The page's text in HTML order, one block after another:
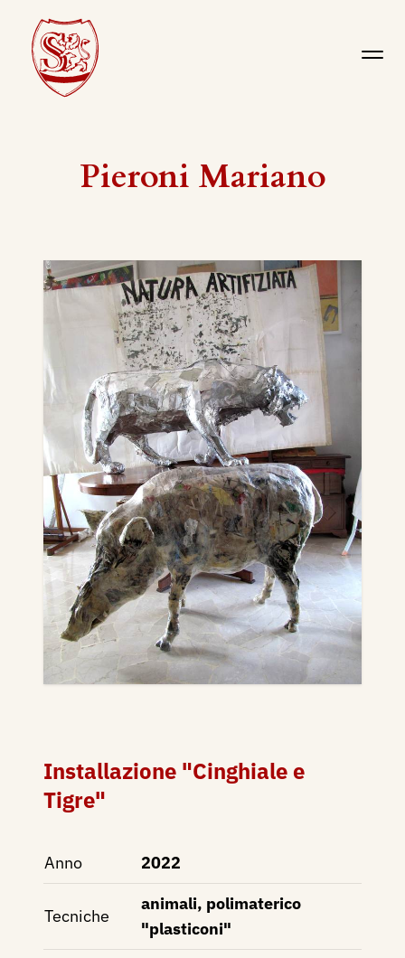
Pieroni Mariano
Installazione "Cinghiale e
Tigre"
Anno 2022
Tecniche
animali, polimaterico
"plasticoni"